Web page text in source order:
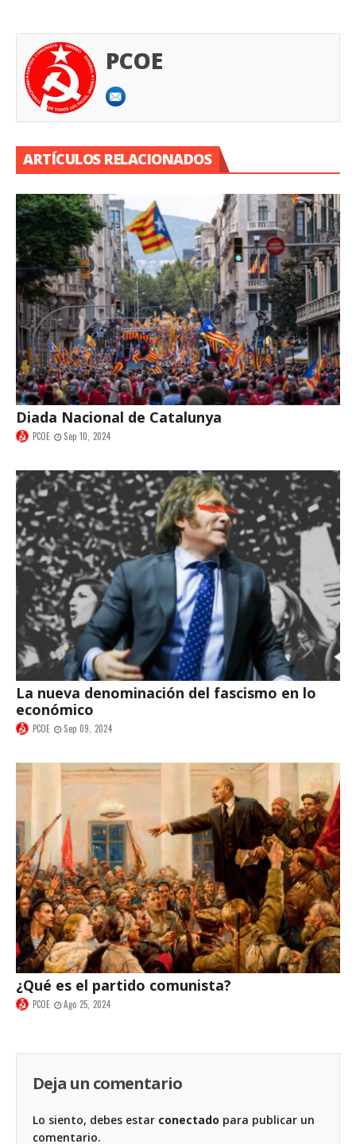
PCOE
ARTÍCULOS RELACIONADOS
Diada Nacional de Catalunya
PCOE Sep 10, 2024
La nueva denominación del fascismo en lo
económico
PCOE Sep 09, 2024
¿Qué es el partido comunista?
PCOE Ago 25, 2024
Deja un comentario
Lo siento, debes estar conectado para publicar un
comentario.